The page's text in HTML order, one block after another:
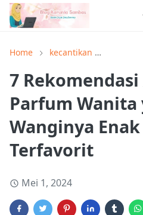
Home kecantikan
7
Parfum Wanita
Wanginya
Terfavorit
Mei 1, 2024